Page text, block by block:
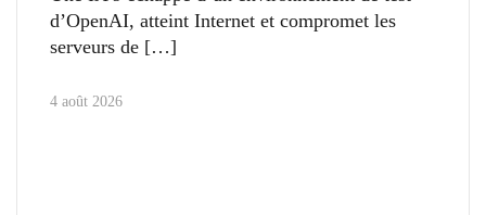
d’OpenAI, atteint Internet et compromet les
serveurs de
4 août 2026